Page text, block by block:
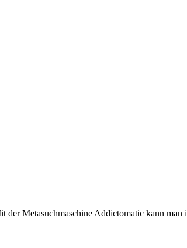
der Metasuchmaschine Addictomatic kann